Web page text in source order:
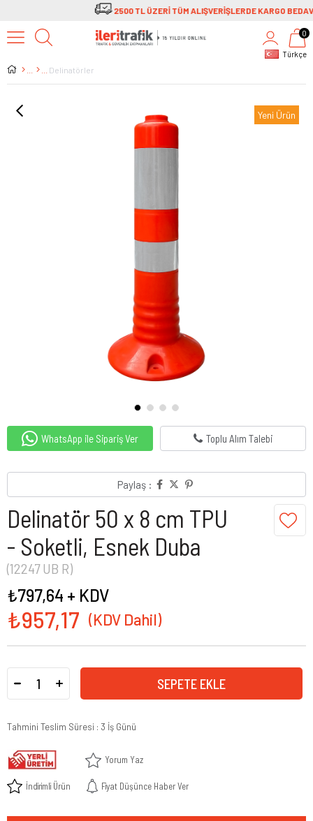
Türkçe
0
Delinatörler
Yeni Ürün
WhatsApp ile Sipariş Ver Toplu Alım Talebi
Paylaş :
Delinatör 50 x 8 cm TPU
- Soketli, Esnek Duba
(12247 UB R)
₺957,17
₺797,64 + KDV
Tahmini Teslim Süresi : 3 İş Günü
Yorum Yaz
İndirimli Ürün Fiyat Düşünce Haber Ver